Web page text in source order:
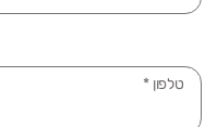
טלפון*